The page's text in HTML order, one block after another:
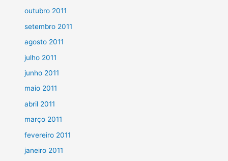
outubro 2011
setembro 2011
agosto 2011
julho 2011
junho 2011
maio 2011
abril 2011
março 2011
fevereiro 2011
janeiro 2011